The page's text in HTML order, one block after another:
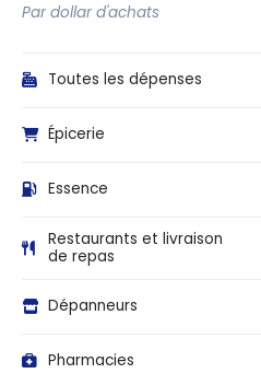
Par dollar d'achats
Toutes les dépenses
Épicerie
Essence
Restaurants et livraison
de repas
Dépanneurs
Pharmacies